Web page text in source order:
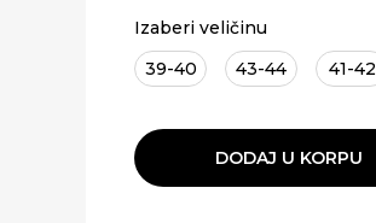
Izaberi veličinu
39-40
43-44 41-42
DODAJ U KORPU